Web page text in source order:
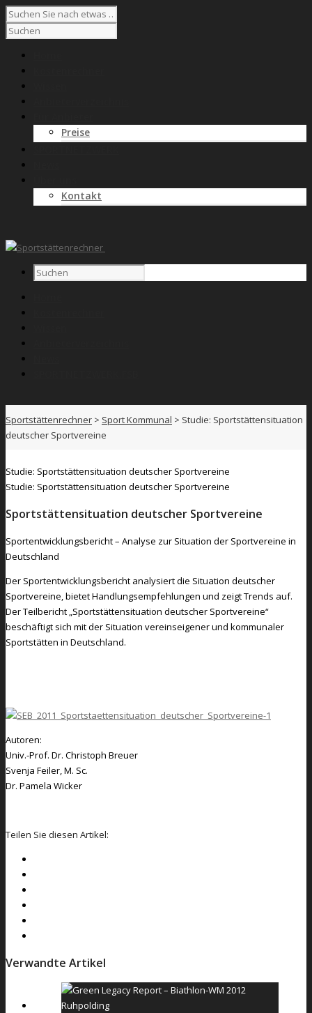
Preise
Kontakt
Sportstättenrechner > Sport Kommunal > Studie: Sportstättensituation
deutscher Sportvereine
Studie: Sportstättensituation deutscher Sportvereine
Studie: Sportstättensituation deutscher Sportvereine
Sportstättensituation deutscher Sportvereine
Sportentwicklungsbericht – Analyse zur Situation der Sportvereine in
Deutschland
Der Sportentwicklungsbericht analysiert die Situation deutscher
Sportvereine, bietet Handlungsempfehlungen und zeigt Trends auf.
Der Teilbericht „Sportstättensituation deutscher Sportvereine“
beschäftigt sich mit der Situation vereinseigener und kommunaler
Sportstätten in Deutschland.
Autoren:
Univ.-Prof. Dr. Christoph Breuer
Svenja Feiler, M. Sc.
Dr. Pamela Wicker
Teilen Sie diesen Artikel:
Verwandte Artikel